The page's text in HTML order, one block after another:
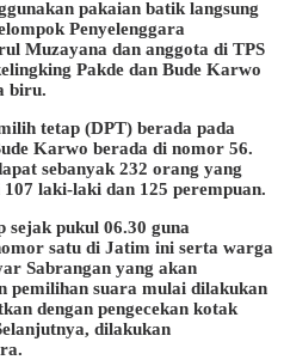
pakaian batik langsung
Penyelenggara
Muzayana dan anggota di TPS
Pakde dan Bude Karwo
biru.
tetap (DPT) berada pada
Karwo berada di nomor 56.
sebanyak 232 orang yang
laki-laki dan 125 perempuan.
sejak pukul 06.30 guna
satu di Jatim ini serta warga
Sabrangan yang akan
pemilihan suara mulai dilakukan
dengan pengecekan kotak
dilakukan